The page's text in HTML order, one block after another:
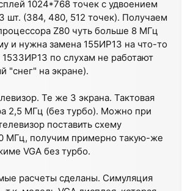
1024*768 точек с удвоением
шт. (384, 480, 512 точек). Получаем
Z80 чуть больше 8 МГц
и нужна замена 155ИР13 на что-то
по слухам не работают
"снег" на экране).
Те же 3 экрана. Тактовая
2,5 МГц (без турбо). Можно при
поставить схему
МГц, получим примерно такую-же
VGA без турбо.
расчеты сделаны. Симуляция